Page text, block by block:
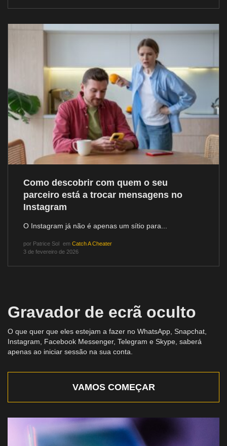
Como descobrir com quem o seu
parceiro está a trocar mensagens no
Instagram
O Instagram já não é apenas um sítio para...
por Patrice Sol em Catch A Cheater
3 de fevereiro de 2026
Gravador de ecrã oculto
O que quer que eles estejam a fazer no WhatsApp, Snapchat,
Instagram, Facebook Messenger, Telegram e Skype, saberá
apenas ao iniciar sessão na sua conta.
VAMOS COMEÇAR